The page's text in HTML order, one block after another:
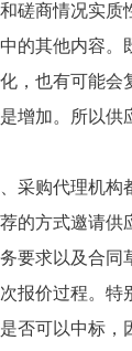
磋商情况实
的其他内容
，也有可能
增加。所以
购代理机构
的方式邀请
要求以及合
报价过程。特
否可以中标，